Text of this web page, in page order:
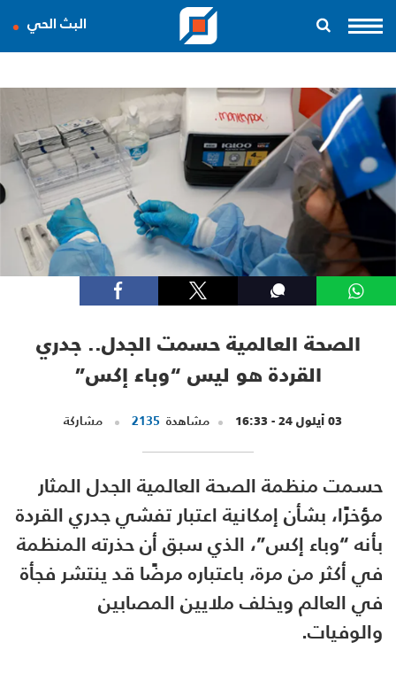
البث الحي
الصحة العالمية حسمت الجدل.. جدري
القردة هو ليس “وباء إكس”
03 أيلول 24 - 16:33 مشاهدة 2135 مشاركة
حسمت منظمة الصحة العالمية الجدل المثار
مؤخرًا، بشأن إمكانية اعتبار تفشي جدري القردة
بأنه “وباء إكس”، الذي سبق أن حذرته المنظمة
في أكثر من مرة، باعتباره مرضًا قد ينتشر فجأة
في العالم ويخلف ملايين المصابين
والوفيات.